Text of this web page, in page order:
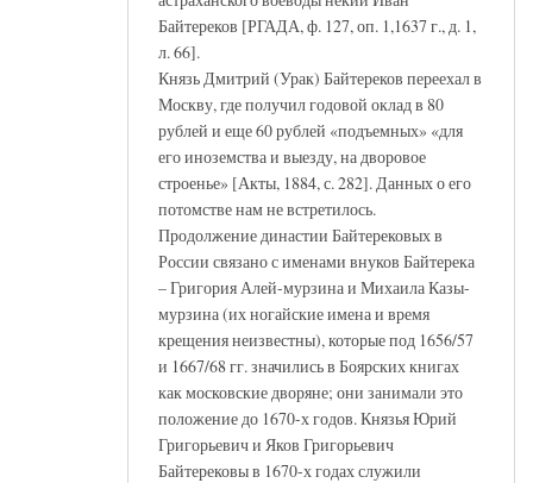
Байтереков [РГАДА, ф. 127, оп. 1,1637 г., д. 1,
л. 66].
Князь Дмитрий (Урак) Байтереков переехал в
Москву, где получил годовой оклад в 80
рублей и еще 60 рублей «подъемных» «для
его иноземства и выезду, на дворовое
строенье» [Акты, 1884, с. 282]. Данных о его
потомстве нам не встретилось.
Продолжение династии Байтерековых в
России связано с именами внуков Байтерека
– Григория Алей-мурзина и Михаила Казы-
мурзина (их ногайские имена и время
крещения неизвестны), которые под 1656/57
и 1667/68 гг. значились в Боярских книгах
как московские дворяне; они занимали это
положение до 1670-х годов. Князья Юрий
Григорьевич и Яков Григорьевич
Байтерековы в 1670-х годах служили